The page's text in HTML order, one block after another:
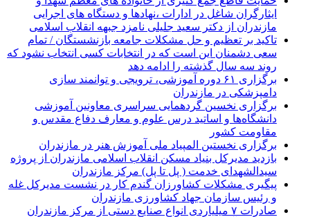
ایثارگران شاغل در ادارات ،نهادها و دستگاه های اجرایی
مازندران از دکتر سعید جلیلی نامزد جبهه انقلاب اسلامی
تاکید بر تعظیم و حل مشکلات جامعه بازنشستگان / تمام
سعی دشمنان این است که در انتخابات کسی انتخاب نشود که
روند سه سال گذشته را ادامه دهد
برگزاری ۶۱ دوره آموزشی، ترویجی و توانمند سازی
دامپزشکی در مازندران
برگزاری نخسین گردهمایی سراسری معاونین آموزشی
دانشگاه‌ها و اساتید درس علوم و معارف دفاع مقدس و
مقاومت کشور
برگزاری نخستین المپیاد ملی آموزش هنر در مازندران
بازدید مدیرکل بنیاد مسکن انقلاب اسلامی مازندران از پروژه
سیدالشهدای خدمت ( پل تا پل) مرکز مازندران
پیگیری مشکلات کشاورزان گندم کار در نشست مدیرکل غله
و رئیس سازمان جهاد کشاورزی مازندران
صادرات ۷ میلیاردی انواع صنایع دستی از مرکز مازندران